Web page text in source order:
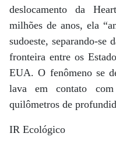
deslocamento da
milhões de anos, ela
sudoeste, separando-se
fronteira entre os
EUA. O fenômeno se
lava em contato
quilômetros de
IR Ecológico